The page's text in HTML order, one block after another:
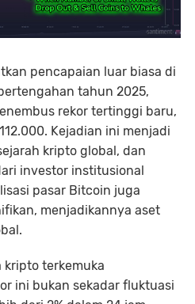
pencapaian luar biasa di
tahun 2025,
rekor tertinggi baru,
Kejadian ini menjadi
kripto global, dan
investor institusional
pasar Bitcoin juga
menjadikannya aset
kripto terkemuka
ini bukan sekadar fluktuasi